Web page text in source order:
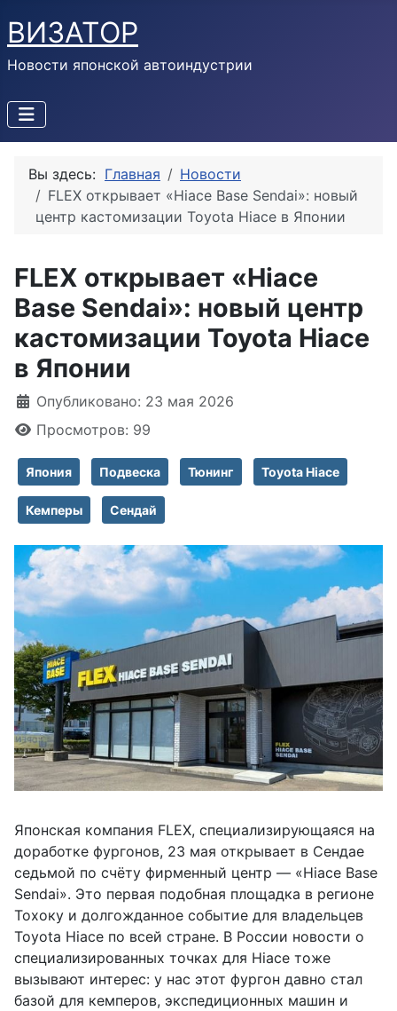
ВИЗАТОР
Новости японской автоиндустрии
Вы здесь: Главная
Новости
FLEX открывает «Hiace Base Sendai»: новый
центр кастомизации Toyota Hiace в Японии
FLEX открывает «Hiace
Base Sendai»: новый центр
кастомизации Toyota Hiace
в Японии
Информация о материале
Опубликовано: 23 мая 2026
Просмотров: 99
Япония Подвеска Тюнинг Toyota Hiace
Кемперы Сендай
Японская компания FLEX, специализирующаяся на
доработке фургонов, 23 мая открывает в Сендае
седьмой по счёту фирменный центр — «Hiace Base
Sendai». Это первая подобная площадка в регионе
Тохоку и долгожданное событие для владельцев
Toyota Hiace по всей стране. В России новости о
специализированных точках для Hiace тоже
вызывают интерес: у нас этот фургон давно стал
базой для кемперов, экспедиционных машин и